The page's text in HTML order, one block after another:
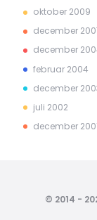
oktober 2009
december
december
februar 2004
december
juli 2002
december
© 2014 -